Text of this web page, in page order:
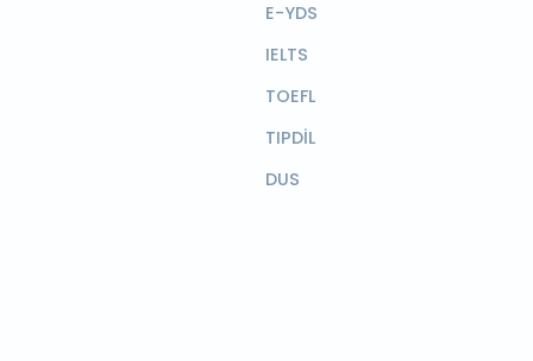
E-YDS
IELTS
TOEFL
TIPDİL
DUS